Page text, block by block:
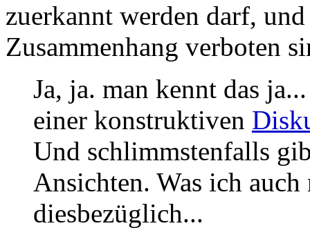
zuerkannt werden darf,
Zusammenhang verboten
Ja, ja. man kennt das
einer konstruktiven
Und schlimmstenfalls
Ansichten. Was ich
diesbezüglich...